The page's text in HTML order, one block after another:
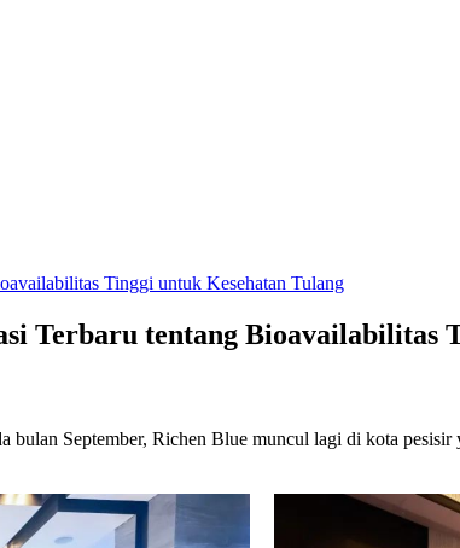
Tinggi untuk Kesehatan Tulang
Terbaru tentang Bioavailabilitas
September, Richen Blue muncul lagi di kota pesisir